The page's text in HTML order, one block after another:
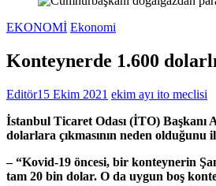
EKONOMİ Ekonomi
Konteynerde 1.600
Editör15 Ekim 2021 ekim ayı ito meclisi
İstanbul Ticaret Odası (İTO) Başkanı
dolarlara çıkmasının neden
– “Kovid-19 öncesi, bir konteynerin
tam 20 bin dolar. O da uygun boş